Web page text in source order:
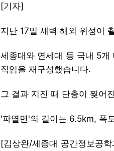
[기자]
지난 17일 새벽 해외 위성이
세종대와 연세대 등 국내 5
직임을 재구성했습니다.
그 결과 지진 때 단층이 찢어
'파열면'의 길이는 6.5km, 폭
[김상완/세종대 공간정보공